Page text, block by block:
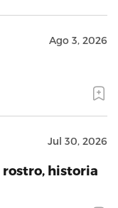
Ago 3, 2026
Jul 30, 2026
historia